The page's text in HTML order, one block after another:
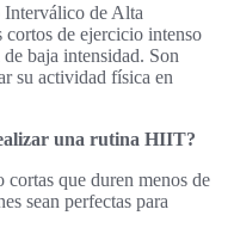
de Alta
de ejercicio intenso
baja intensidad. Son
su actividad física en
una rutina HIIT?
cortas que duren menos de
sean perfectas para